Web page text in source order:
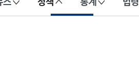
식 전자정부 누리집입니다.